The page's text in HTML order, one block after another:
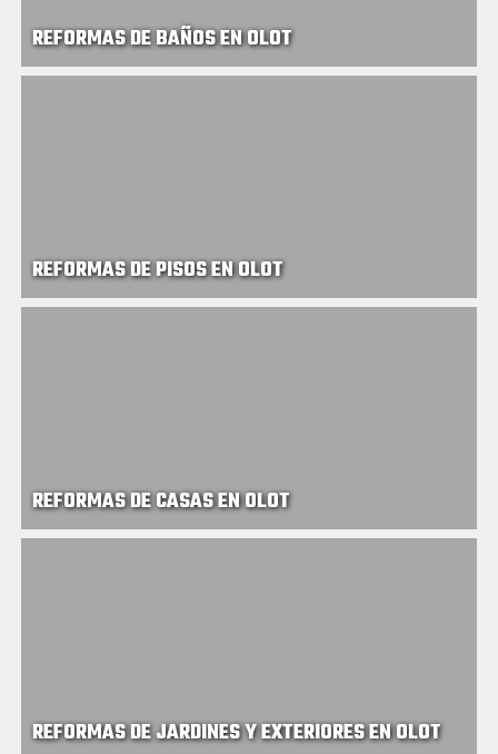
REFORMAS DE BAÑOS EN OLOT
REFORMAS DE PISOS EN OLOT
REFORMAS DE CASAS EN OLOT
REFORMAS DE JARDINES Y EXTERIORES EN OLOT